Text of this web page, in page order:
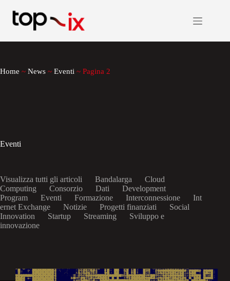
contenuto
Home ~ News ~ Eventi ~ Pagina 2
Eventi
Visualizza tutti gli articoli Bandalarga
Cloud
Computing
Consorzio Dati
Development
Program
Eventi Formazione Interconnessione
Int
ernet Exchange
Notizie Progetti finanziati
Social
Innovation
Startup Streaming
Sviluppo e
innovazione